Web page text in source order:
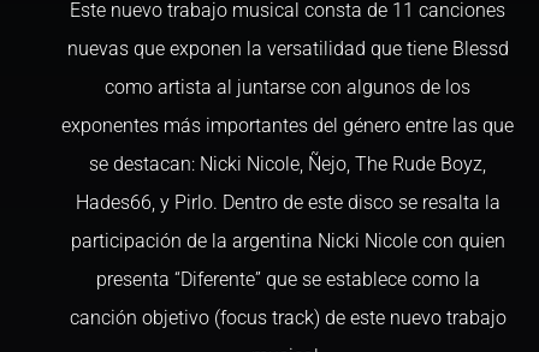
Este nuevo trabajo musical consta de 11 canciones
nuevas que exponen la versatilidad que tiene Blessd
como artista al juntarse con algunos de los
exponentes más importantes del género entre las que
se destacan: Nicki Nicole, Ñejo, The Rude Boyz,
Hades66, y Pirlo. Dentro de este disco se resalta la
participación de la argentina Nicki Nicole con quien
presenta “Diferente” que se establece como la
canción objetivo (focus track) de este nuevo trabajo